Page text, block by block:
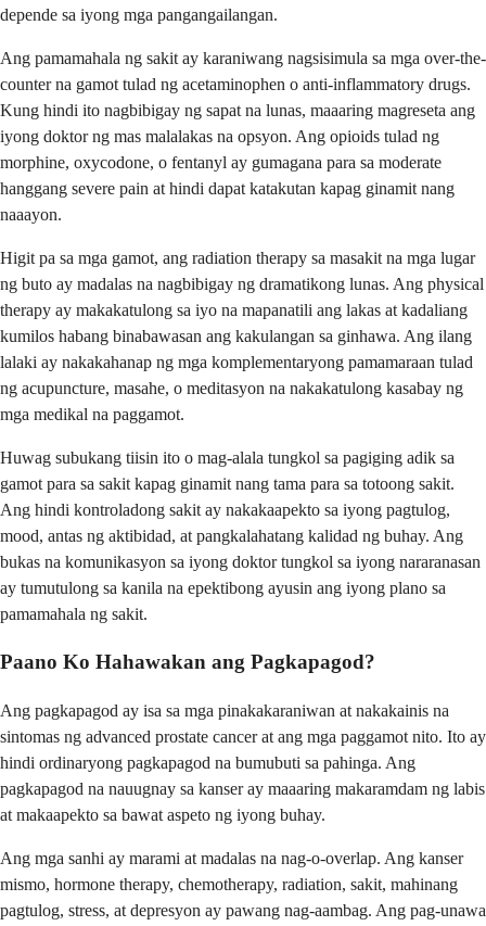
depende sa iyong mga pangangailangan.
Ang pamamahala ng sakit ay karaniwang nagsisimula sa mga over-the-
counter na gamot tulad ng acetaminophen o anti-inflammatory drugs.
Kung hindi ito nagbibigay ng sapat na lunas, maaaring magreseta ang
iyong doktor ng mas malalakas na opsyon. Ang opioids tulad ng
morphine, oxycodone, o fentanyl ay gumagana para sa moderate
hanggang severe pain at hindi dapat katakutan kapag ginamit nang
naaayon.
Higit pa sa mga gamot, ang radiation therapy sa masakit na mga lugar
ng buto ay madalas na nagbibigay ng dramatikong lunas. Ang physical
therapy ay makakatulong sa iyo na mapanatili ang lakas at kadaliang
kumilos habang binabawasan ang kakulangan sa ginhawa. Ang ilang
lalaki ay nakakahanap ng mga komplementaryong pamamaraan tulad
ng acupuncture, masahe, o meditasyon na nakakatulong kasabay ng
mga medikal na paggamot.
Huwag subukang tiisin ito o mag-alala tungkol sa pagiging adik sa
gamot para sa sakit kapag ginamit nang tama para sa totoong sakit.
Ang hindi kontroladong sakit ay nakakaapekto sa iyong pagtulog,
mood, antas ng aktibidad, at pangkalahatang kalidad ng buhay. Ang
bukas na komunikasyon sa iyong doktor tungkol sa iyong nararanasan
ay tumutulong sa kanila na epektibong ayusin ang iyong plano sa
pamamahala ng sakit.
Paano Ko Hahawakan ang Pagkapagod?
Ang pagkapagod ay isa sa mga pinakakaraniwan at nakakainis na
sintomas ng advanced prostate cancer at ang mga paggamot nito. Ito ay
hindi ordinaryong pagkapagod na bumubuti sa pahinga. Ang
pagkapagod na nauugnay sa kanser ay maaaring makaramdam ng labis
at makaapekto sa bawat aspeto ng iyong buhay.
Ang mga sanhi ay marami at madalas na nag-o-overlap. Ang kanser
mismo, hormone therapy, chemotherapy, radiation, sakit, mahinang
pagtulog, stress, at depresyon ay pawang nag-aambag. Ang pag-unawa